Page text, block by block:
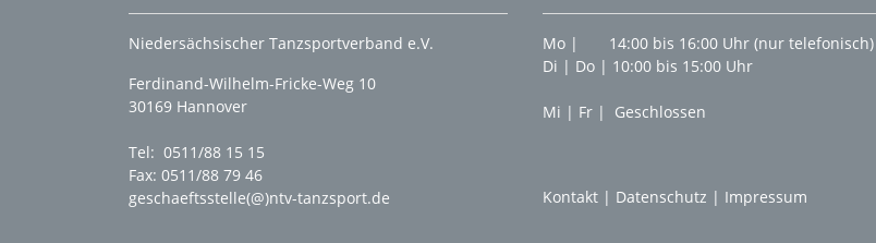
Niedersächsischer Tanzsportverband e.V.
Ferdinand-Wilhelm-Fricke-Weg 10
30169 Hannover
Tel: 0511/88 15 15
Fax: 0511/88 79 46
geschaeftsstelle(@)ntv-tanzsport.de
Mo | 14:00 bis 16:00 Uhr (nur telefonisch)
Di | Do | 10:00 bis 15:00 Uhr
Mi | Fr | Geschlossen
Kontakt | Datenschutz | Impressum